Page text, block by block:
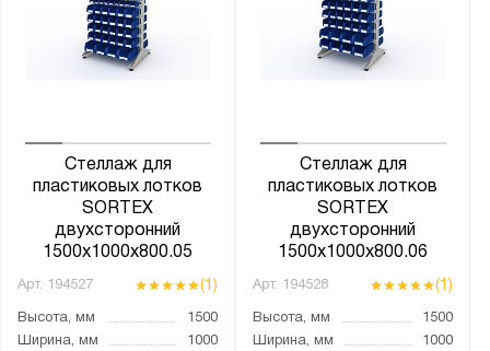
Стеллаж для
пластиковых лотков
SORTEX
двухсторонний
1500x1000x800.05
Арт. 194527 (1)
Высота, мм
1500
Ширина, мм
1000
Стеллаж для
пластиковых лотков
SORTEX
двухсторонний
1500x1000x800.06
Арт. 194528 (1)
Высота, мм
1500
Ширина, мм
1000